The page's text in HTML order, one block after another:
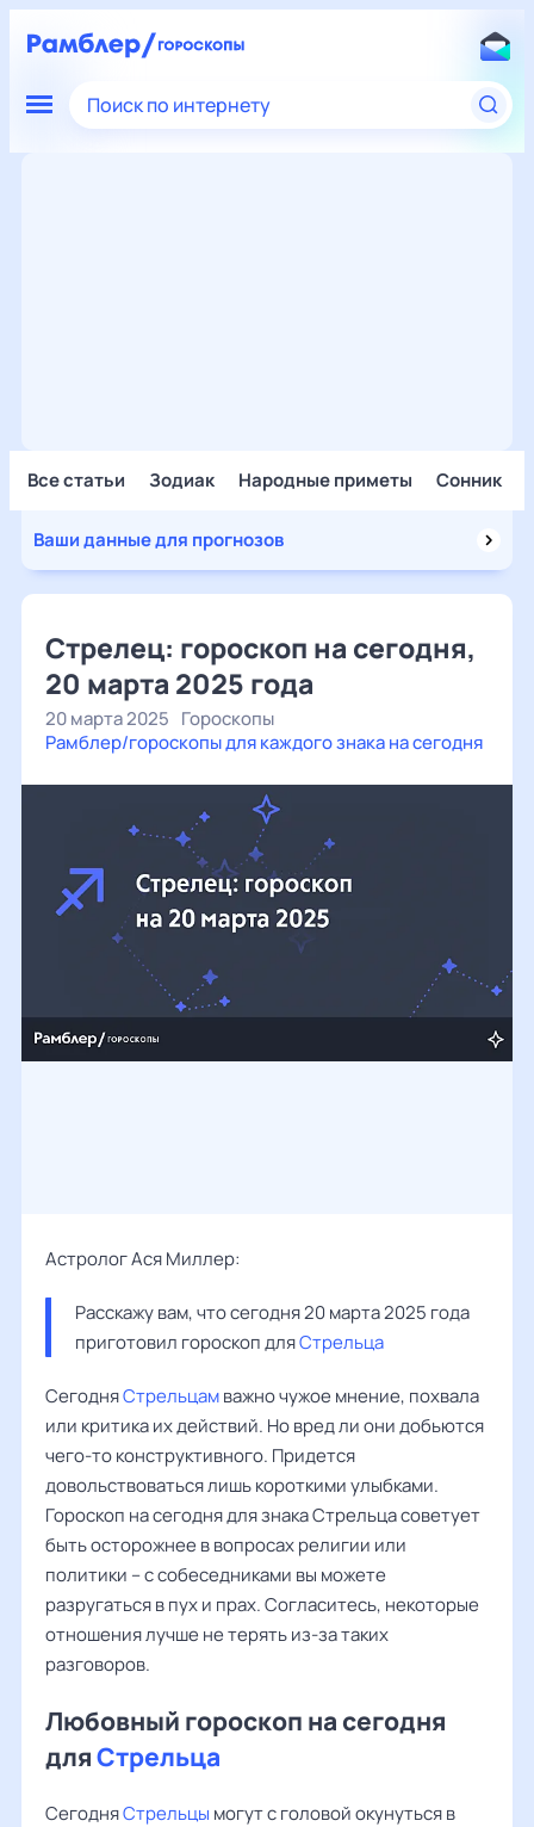
Поиск по интернету
Все статьи Зодиак Народные приметы Сонник
Ваши данные для прогнозов
Стрелец: гороскоп на сегодня,
20 марта 2025 года
20 марта 2025 Гороскопы
Рамблер/гороскопы для каждого знака на сегодня
Астролог Ася Миллер:
Расскажу вам, что сегодня 20 марта 2025 года
приготовил гороскоп для Стрельца
СегодняСтрельцамважно чужое мнение, похвала
или критика их действий. Но вред ли они добьются
чего-то конструктивного. Придется
довольствоваться лишь короткими улыбками.
Гороскоп на сегодня для знака Стрельца советует
быть осторожнее в вопросах религии или
политики – с собеседниками вы можете
разругаться в пух и прах. Согласитесь, некоторые
отношения лучше не терять из-за таких
разговоров.
Любовный гороскоп на сегодня
дляСтрельца
СегодняСтрельцы могут с головой окунуться в